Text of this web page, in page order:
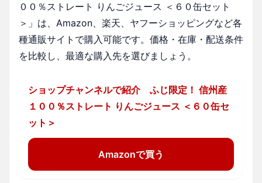
００％ストレート りんごジュース ＜６０缶セット
＞」は、Amazon、楽天、ヤフーショッピングなど各
種通販サイトで購入可能です。価格・在庫・配送条件
を比較し、最適な購入先を選びましょう。
ショップチャンネルで紹介 ふじ限定！ 信州産
１００％ストレート りんごジュース ＜６０缶セ
ット＞
Amazonで買う